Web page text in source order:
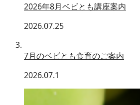
2026年8月ベビとも講座案内
2026.07.25
7月のベビとも食育のご案内
2026.07.1